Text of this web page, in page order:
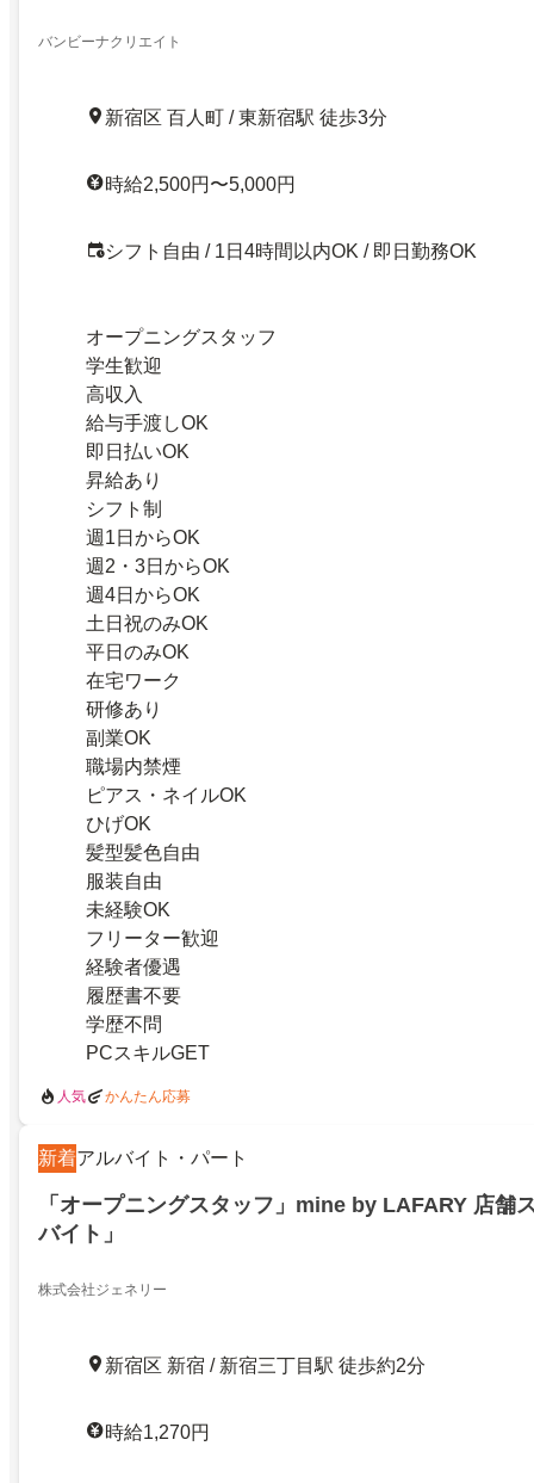
バンビーナクリエイト
新宿区 百人町 / 東新宿駅 徒歩3分
時給2,500円〜5,000円
シフト自由 / 1日4時間以内OK / 即日勤務OK
オープニングスタッフ
学生歓迎
高収入
給与手渡しOK
即日払いOK
昇給あり
シフト制
週1日からOK
週2・3日からOK
週4日からOK
土日祝のみOK
平日のみOK
在宅ワーク
研修あり
副業OK
職場内禁煙
ピアス・ネイルOK
ひげOK
髪型髪色自由
服装自由
未経験OK
フリーター歓迎
経験者優遇
履歴書不要
学歴不問
PCスキルGET
人気 かんたん応募
新着アルバイト・パート
「オープニングスタッフ」mine by LAFARY 店舗
バイト」
株式会社ジェネリー
新宿区 新宿 / 新宿三丁目駅 徒歩約2分
時給1,270円